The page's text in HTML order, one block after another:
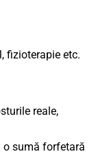
fizioterapie etc.
reale,
o sumă forfetară